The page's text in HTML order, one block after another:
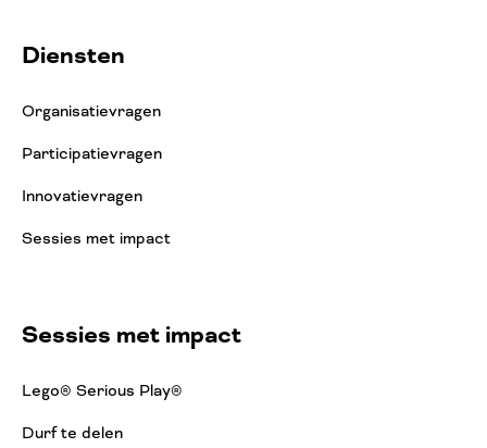
Diensten
Organisatievragen
Participatievragen
Innovatievragen
Sessies met impact
Sessies met impact
Lego® Serious Play®
Durf te delen